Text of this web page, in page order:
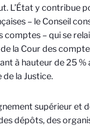
L’État y contribue
– le Conseil
comptes – qui se
la Cour des
à hauteur de 25 %
la Justice.
supérieur et
dépôts, des